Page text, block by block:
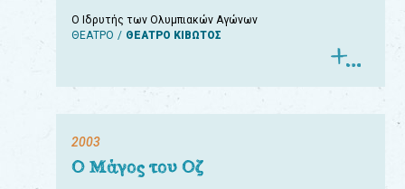
Ο Ιδρυτής των Ολυμπιακών Αγώνων
ΘΕΑΤΡΟ
ΘΕΑΤΡΟ ΚΙΒΩΤΟΣ
2003
Ο Μάγος του Οζ